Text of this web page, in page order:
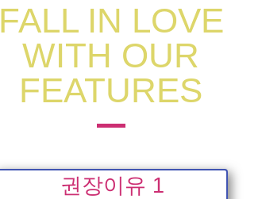
FALL IN LOVE
WITH OUR
FEATURES
권장이유 1